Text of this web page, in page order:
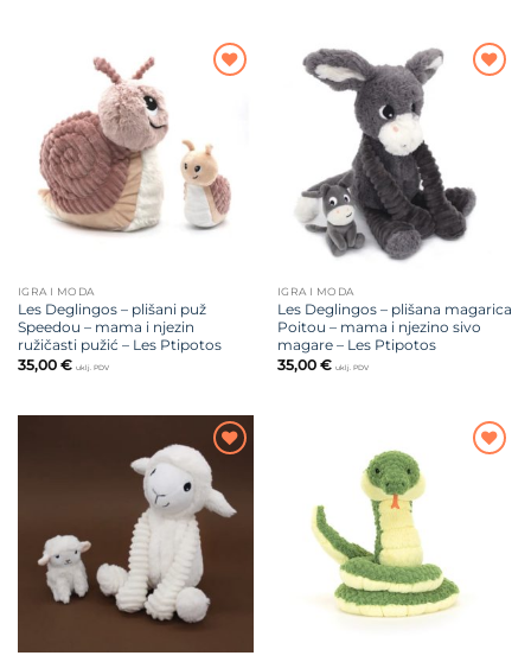
IGRA I MODA
Les Deglingos – plišani puž
Speedou – mama i njezin
ružičasti pužić – Les Ptipotos
35,00 € uklj. PDV
IGRA I MODA
Les Deglingos – plišana magarica
Poitou – mama i njezino sivo
magare – Les Ptipotos
35,00 € uklj. PDV
Dodajte
na listu
želja